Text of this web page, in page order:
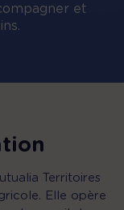
et
Territoires
Elle opère